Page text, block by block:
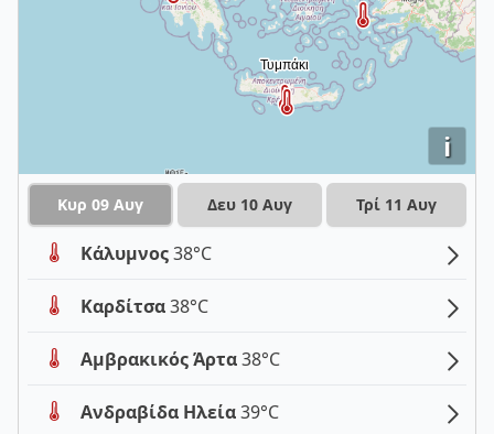
i
Κυρ 09 Αυγ Δευ 10 Αυγ Τρί 11 Αυγ
Κάλυμνος38°C
Καρδίτσα38°C
Αμβρακικός Άρτα38°C
Ανδραβίδα Ηλεία39°C